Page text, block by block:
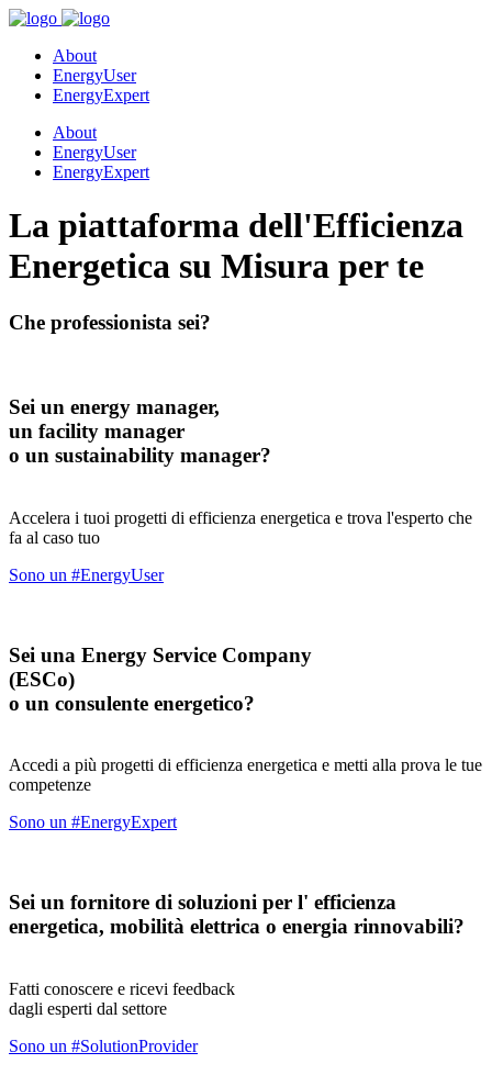
About
EnergyUser
EnergyExpert
About
EnergyUser
EnergyExpert
La piattaforma dell'Efficienza
Energetica su Misura per te
Che professionista sei?
Sei un energy manager,
un facility manager
o un sustainability manager?
Accelera i tuoi progetti di efficienza energetica e trova l'esperto che
fa al caso tuo
Sono un #EnergyUser
Sei una Energy Service Company
(ESCo)
o un consulente energetico?
Accedi a più progetti di efficienza energetica e metti alla prova le tue
competenze
Sono un #EnergyExpert
Sei un fornitore di soluzioni per l' efficienza
energetica, mobilità elettrica o energia rinnovabili?
Fatti conoscere e ricevi feedback
dagli esperti dal settore
Sono un #SolutionProvider